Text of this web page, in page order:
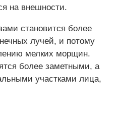
на внешности.
становится более
лучей, и потому
мелких морщин.
более заметными, а
участками лица,